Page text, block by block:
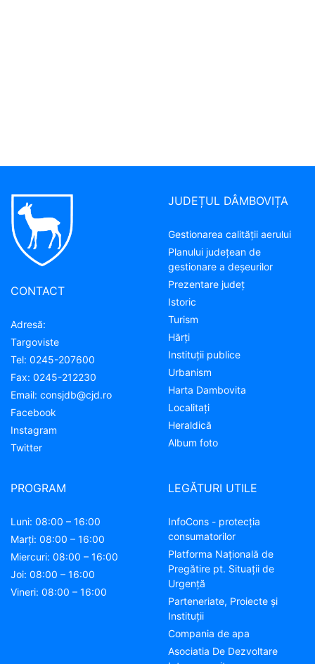
CONTACT
Adresă:
Targoviste
Tel: 0245-207600
Fax: 0245-212230
Email: consjdb@cjd.ro
Facebook
Instagram
Twitter
JUDEȚUL DÂMBOVIȚA
Gestionarea calității aerului
Planului județean de
gestionare a deșeurilor
Prezentare judeţ
Istoric
Turism
Hărţi
Instituţii publice
Urbanism
Harta Dambovita
Localitaţi
Heraldică
Album foto
LEGĂTURI UTILE
InfoCons - protecția
consumatorilor
Platforma Națională de
Pregătire pt. Situații de
Urgență
Parteneriate, Proiecte și
Instituții
Compania de apa
Asociatia De Dezvoltare
PROGRAM
Luni: 08:00 – 16:00
Marți: 08:00 – 16:00
Miercuri: 08:00 – 16:00
Joi: 08:00 – 16:00
Vineri: 08:00 – 16:00